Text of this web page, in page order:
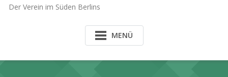
Der Verein im Süden Berlins
MENÜ